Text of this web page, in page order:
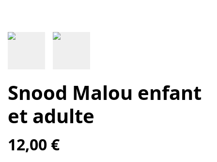
Snood Malou enfant
et adulte
12,00 €